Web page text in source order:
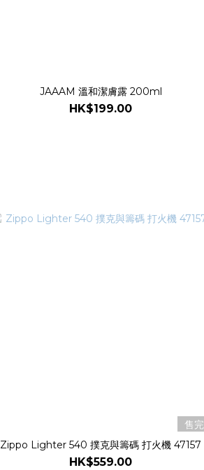
JAAAM 溫和潔膚露 200ml
HK$199.00
售完
Zippo Lighter 540 撲克與籌碼 打火機 47157
HK$559.00